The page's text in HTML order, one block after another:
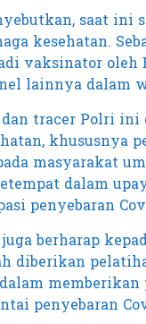
saat ini
kesehatan.
vaksinator oleh
lainnya
tracer Polri
khususnya
masyarakat
dalam
penyebaran
berharap
diberikan
penyebaran